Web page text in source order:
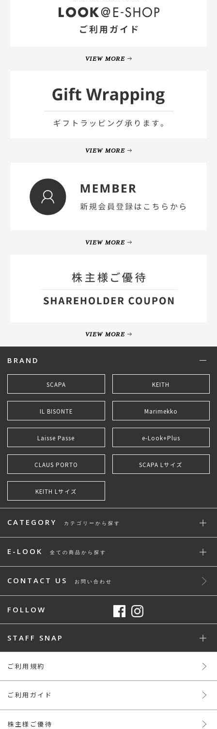
VIEW MORE
VIEW MORE
VIEW MORE
VIEW MORE
BRAND
SCAPA KEITH
IL BISONTE Marimekko
Laisse Passe e-Look+Plus
CLAUS PORTO SCAPA Lサイズ
KEITH Lサイズ
CATEGORY カテゴリーから探す
E-LOOK 全ての商品から探す
CONTACT US お問い合わせ
FOLLOW
STAFF SNAP
ご利用規約
ご利用ガイド
株主様ご優待